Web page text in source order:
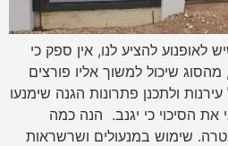
לאופנוע להציע לנו, אין ספק כי
שיכול למשוך אליו פורצים
ולתכנן פתרונות הגנה שימנעו
את הסיכוי כי יגנב. הנה כמה
שימוש במנעולים ושרשראות